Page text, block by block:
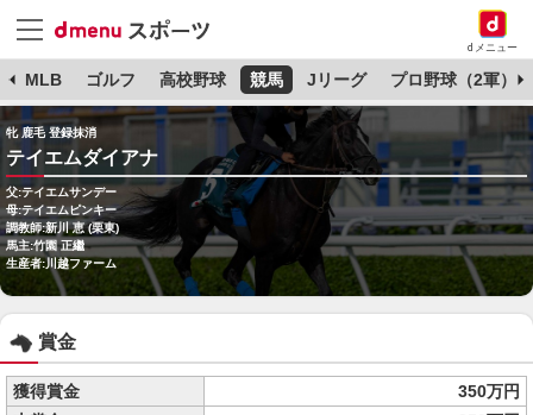
dメニュー
MLB ゴルフ 高校野球 競馬 Jリーグ プロ野球（2軍）
牝 鹿毛 登録抹消
テイエムダイアナ
父:テイエムサンデー
母:テイエムピンキー
調教師:新川 恵 (栗東)
馬主:竹園 正繼
生産者:川越ファーム
賞金
獲得賞金
350万円